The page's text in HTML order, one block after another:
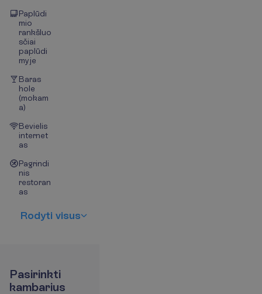
Paplūdi
mio
rankšluo
sčiai
paplūdi
myje
Baras
hole
(mokam
a)
Bevielis
internet
as
Pagrindi
nis
restoran
as
Rodyti visus
Pasirinkti
kambarius